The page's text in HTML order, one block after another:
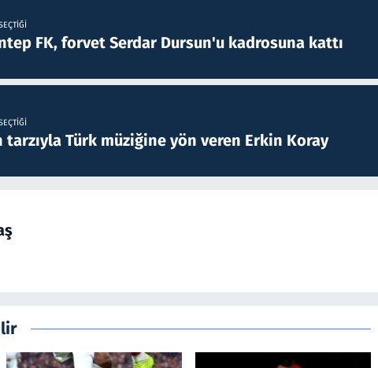
FK, forvet Serdar Dursun'u kadrosuna kattı
tarzıyla Türk müziğine yön veren Erkin Koray